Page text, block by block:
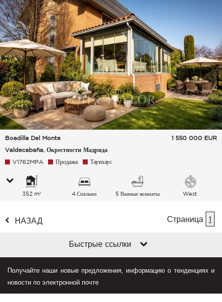
Boadilla Del Monte
Valdecabaña, Окрестности Мадрида
1 550 000 EUR
V1762MPA Продажа Таунхаус
352 m² 4 Спальни 5 Ванные комнаты West
НАЗАД Страница 1
Быстрые ссылки
Получайте наши новые предложения, информацию о тенденциях и
новости по электронной почте